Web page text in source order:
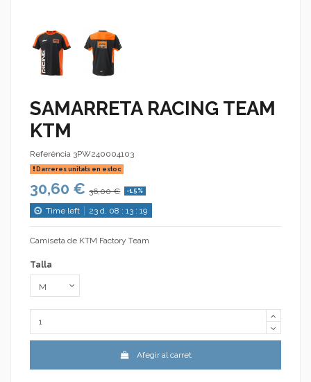
SAMARRETA RACING TEAM
KTM
Referència 3PW240004103
Darreres unitats en estoc
30,60 € 36,00 € -15%
Time left 23 d. 08 :13 :19
Camiseta de KTM Factory Team
Talla
Afegir al carret